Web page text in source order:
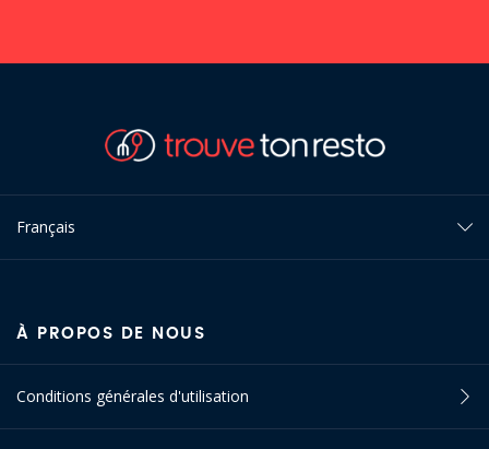
Français
À PROPOS DE NOUS
Conditions générales d'utilisation